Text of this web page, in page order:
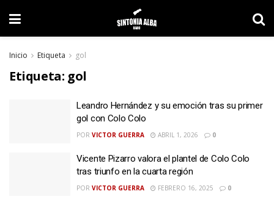
Inicio Etiqueta gol
Etiqueta: gol
Leandro Hernández y su emoción tras su primer
gol con Colo Colo
POR VICTOR GUERRA ABRIL 1, 2026 0
Vicente Pizarro valora el plantel de Colo Colo
tras triunfo en la cuarta región
POR VICTOR GUERRA FEBRERO 16, 2025 0